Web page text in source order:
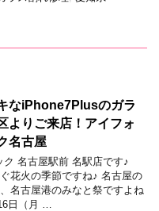
なiPhone7Plusのガラ
よりご来店！アイフォ
名古屋
ク 名古屋駅前 名駅店です♪
花火の季節ですね♪ 名古屋の
名古屋港のみなと祭ですよね
日（月 …